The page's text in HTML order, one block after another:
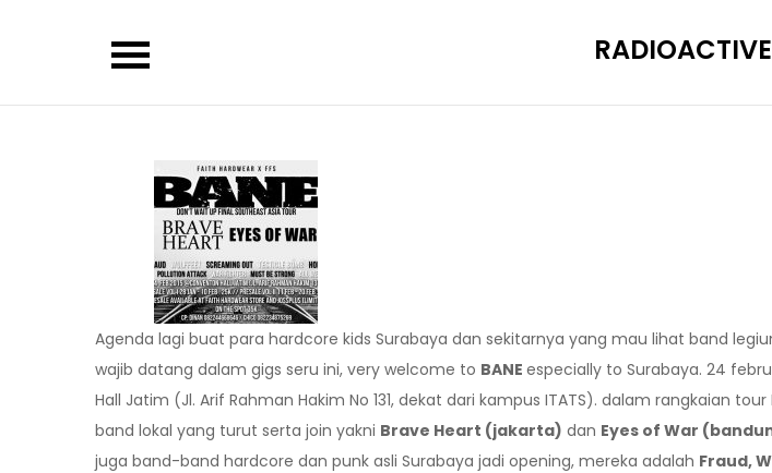
Agenda lagi buat para hardcore kids Surabaya dan sekitarnya yang mau lihat band
wajib datang dalam gigs seru ini, very welcome to BANE especially to Surabaya. 24
Hall Jatim (Jl. Arif Rahman Hakim No 131, dekat dari kampus ITATS). dalam rangkaian tour
band lokal yang turut serta join yakni Brave Heart (jakarta) dan Eyes of War
juga band-band hardcore dan punk asli Surabaya jadi opening, mereka adalah Fraud,